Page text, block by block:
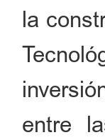
la
entre